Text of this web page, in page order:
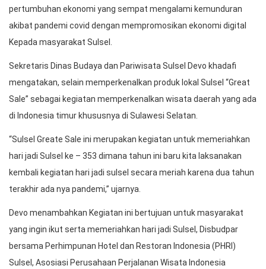
pertumbuhan ekonomi yang sempat mengalami kemunduran
akibat pandemi covid dengan mempromosikan ekonomi digital
Kepada masyarakat Sulsel.
Sekretaris Dinas Budaya dan Pariwisata Sulsel Devo khadafi
mengatakan, selain memperkenalkan produk lokal Sulsel “Great
Sale” sebagai kegiatan memperkenalkan wisata daerah yang ada
di Indonesia timur khususnya di Sulawesi Selatan.
“Sulsel Greate Sale ini merupakan kegiatan untuk memeriahkan
hari jadi Sulsel ke – 353 dimana tahun ini baru kita laksanakan
kembali kegiatan hari jadi sulsel secara meriah karena dua tahun
terakhir ada nya pandemi,” ujarnya.
Devo menambahkan Kegiatan ini bertujuan untuk masyarakat
yang ingin ikut serta memeriahkan hari jadi Sulsel, Disbudpar
bersama Perhimpunan Hotel dan Restoran Indonesia (PHRI)
Sulsel, Asosiasi Perusahaan Perjalanan Wisata Indonesia